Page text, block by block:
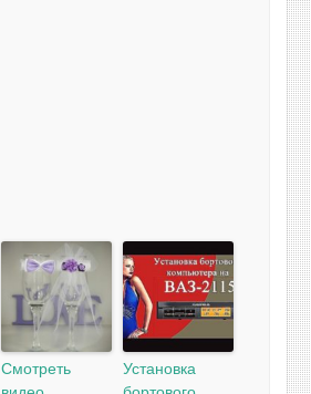
Смотреть
Установка